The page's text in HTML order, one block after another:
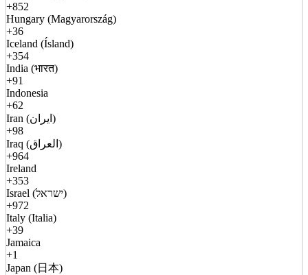
+852
Hungary (Magyarország)
+36
Iceland (Ísland)
+354
India (भारत)
+91
Indonesia
+62
Iran (ایران)
+98
Iraq (العراق)
+964
Ireland
+353
Israel (ישראל)
+972
Italy (Italia)
+39
Jamaica
+1
Japan (日本)